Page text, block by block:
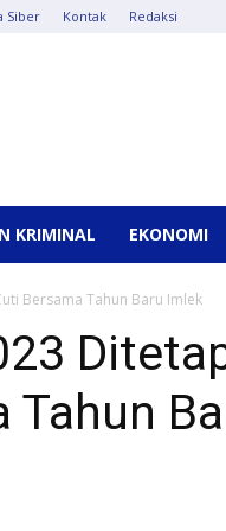
Siber Kontak Redaksi
KRIMINAL EKONOMI
Bersama Tahun Baru Imlek
Tahun